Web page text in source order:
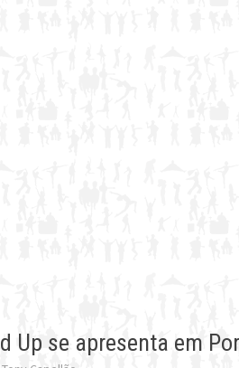
Up se apresenta em